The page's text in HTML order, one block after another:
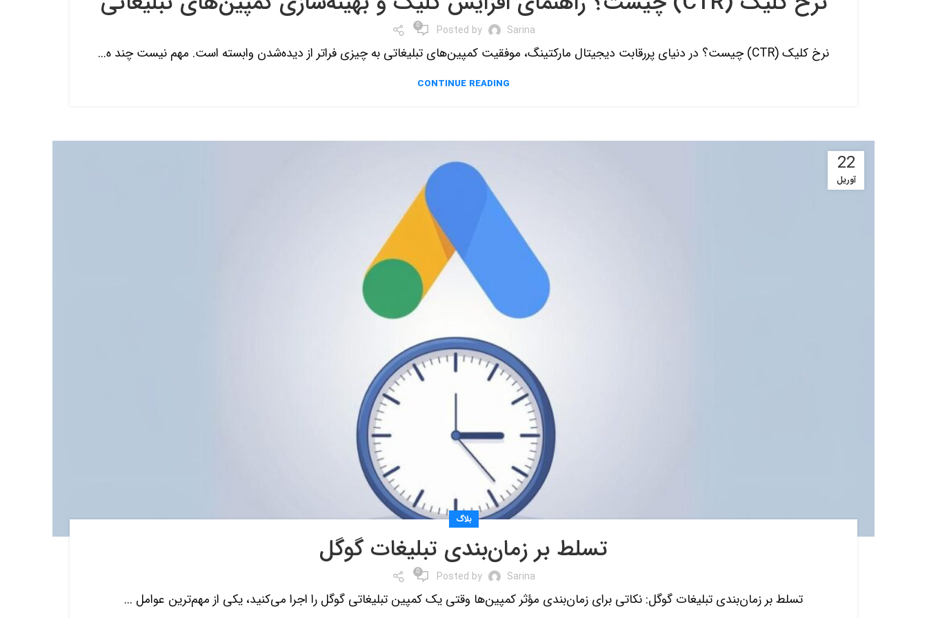
Posted by Sarina
0
نرخ کلیک (CTR) چیست؟ در دنیای پررقابت دیجیتال مارکتینگ، موفقیت کمپین‌های تبلیغاتی به چیزی فراتر از دیده‌شدن وابسته است. مهم نیست چند ه...
CONTINUE READING
22
آوریل
بلاگ
تسلط بر زمان‌بندی تبلیغات گوگل
Posted by Sarina
0
تسلط بر زمان‌بندی تبلیغات گوگل: نکاتی برای زمان‌بندی مؤثر کمپین‌ها وقتی یک کمپین تبلیغاتی گوگل را اجرا می‌کنید، یکی از مهم‌ترین عوامل ...